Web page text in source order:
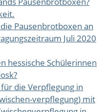
Pausenbrotboxen an
Juli 2020
hessische Schülerinnen
die Verpflegung in
verpflegung) mit